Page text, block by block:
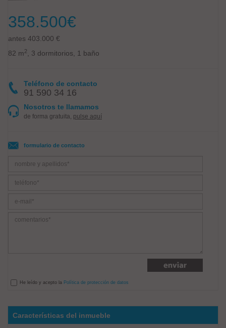
358.500€
antes 403.000 €
82 m2 , 3 dormitorios, 1 baño
Teléfono de contacto
91 590 34 16
Nosotros te llamamos
de forma gratuita, pulse aquí
formulario de contacto
He leído y acepto la Política de protección de datos
Características del inmueble